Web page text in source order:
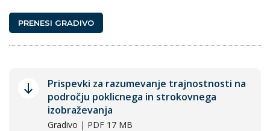
PRENESI GRADIVO
Prispevki za razumevanje trajnostnosti na
področju poklicnega in strokovnega
izobraževanja
Gradivo | PDF 17 MB